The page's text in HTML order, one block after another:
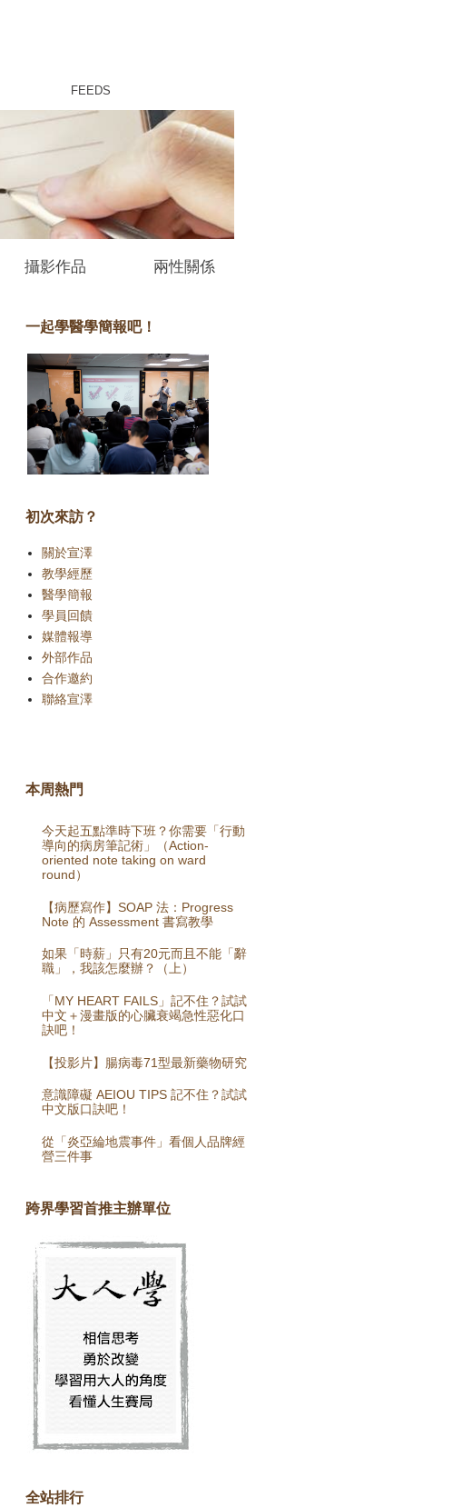
FEEDS
攝影作品 兩性關係
一起學醫學簡報吧！
初次來訪？
關於宣澤
教學經歷
醫學簡報
學員回饋
媒體報導
外部作品
合作邀約
聯絡宣澤
本周熱門
今天起五點準時下班？你需要「行動
導向的病房筆記術」（Action-
oriented note taking on ward
round）
【病歷寫作】SOAP 法：Progress
Note 的 Assessment 書寫教學
如果「時薪」只有20元而且不能「辭
職」，我該怎麼辦？（上）
「MY HEART FAILS」記不住？試試
中文＋漫畫版的心臟衰竭急性惡化口
訣吧！
【投影片】腸病毒71型最新藥物研究
意識障礙 AEIOU TIPS 記不住？試試
中文版口訣吧！
從「炎亞綸地震事件」看個人品牌經
營三件事
跨界學習首推主辦單位
全站排行